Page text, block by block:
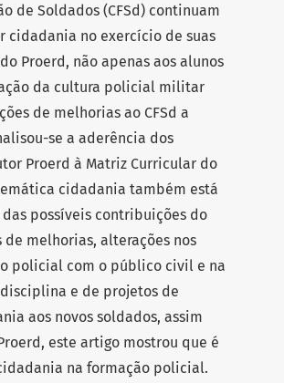
de Soldados (CFSd) continuam
cidadania no exercício de suas
Proerd, não apenas aos alunos
da cultura policial militar
de melhorias ao CFSd a
se a aderência dos
Proerd à Matriz Curricular do
cidadania também está
possíveis contribuições do
de melhorias, alterações nos
policial com o público civil e na
e de projetos de
aos novos soldados, assim
este artigo mostrou que é
na formação policial.